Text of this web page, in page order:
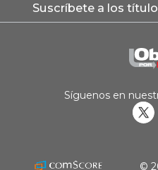
Suscríbete a los
Síguenos en
©